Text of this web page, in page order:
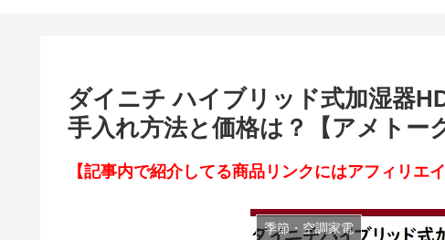
ダイニチ ハイブリッド式加湿器
手入れ方法と価格は？【アメトー
【記事内で紹介してる商品リンクにはアフィリエ
季節・空調家電